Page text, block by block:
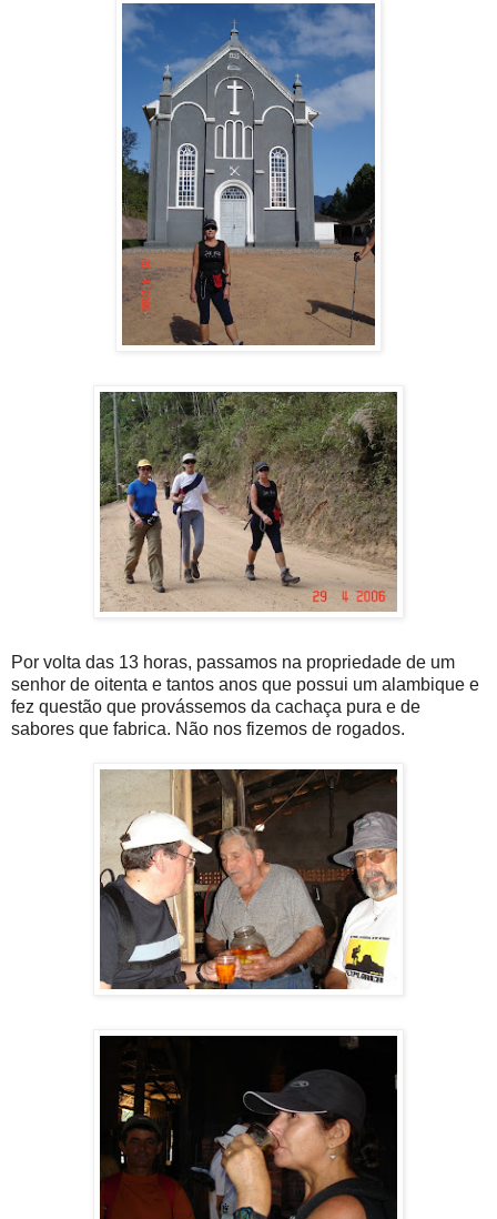
Por volta das 13 horas, passamos na propriedade de um
senhor de oitenta e tantos anos que possui um alambique e
fez questão que provássemos da cachaça pura e de
sabores que fabrica. Não nos fizemos de rogados.